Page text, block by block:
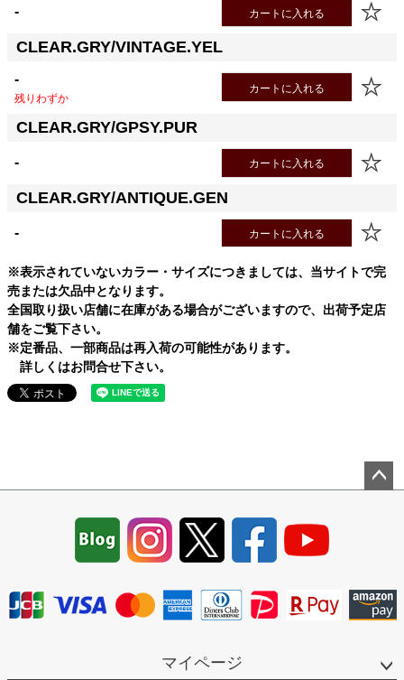
- カートに入れる
CLEAR.GRY/VINTAGE.YEL
-
残りわずか
カートに入れる
CLEAR.GRY/GPSY.PUR
- カートに入れる
CLEAR.GRY/ANTIQUE.GEN
- カートに入れる
※表示されていないカラー・サイズにつきましては、当サイトで完
売または欠品中となります。
全国取り扱い店舗に在庫がある場合がございますので、出荷予定店
舗をご覧下さい。
※定番品、一部商品は再入荷の可能性があります。
詳しくはお問合せ下さい。
マイページ